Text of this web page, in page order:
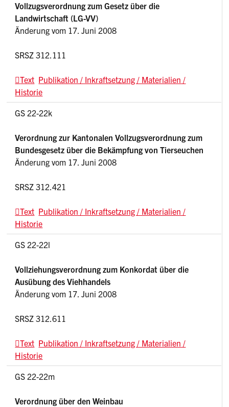
Vollzugsverordnung zum Gesetz über die
Landwirtschaft (LG-VV)
Änderung vom 17. Juni 2008
SRSZ 312.111
Text Publikation / Inkraftsetzung / Materialien /
Historie
GS 22-22k
Verordnung zur Kantonalen Vollzugsverordnung zum
Bundesgesetz über die Bekämpfung von Tierseuchen
Änderung vom 17. Juni 2008
SRSZ 312.421
Text Publikation / Inkraftsetzung / Materialien /
Historie
GS 22-22l
Vollziehungsverordnung zum Konkordat über die
Ausübung des Viehhandels
Änderung vom 17. Juni 2008
SRSZ 312.611
Text Publikation / Inkraftsetzung / Materialien /
Historie
GS 22-22m
Verordnung über den Weinbau